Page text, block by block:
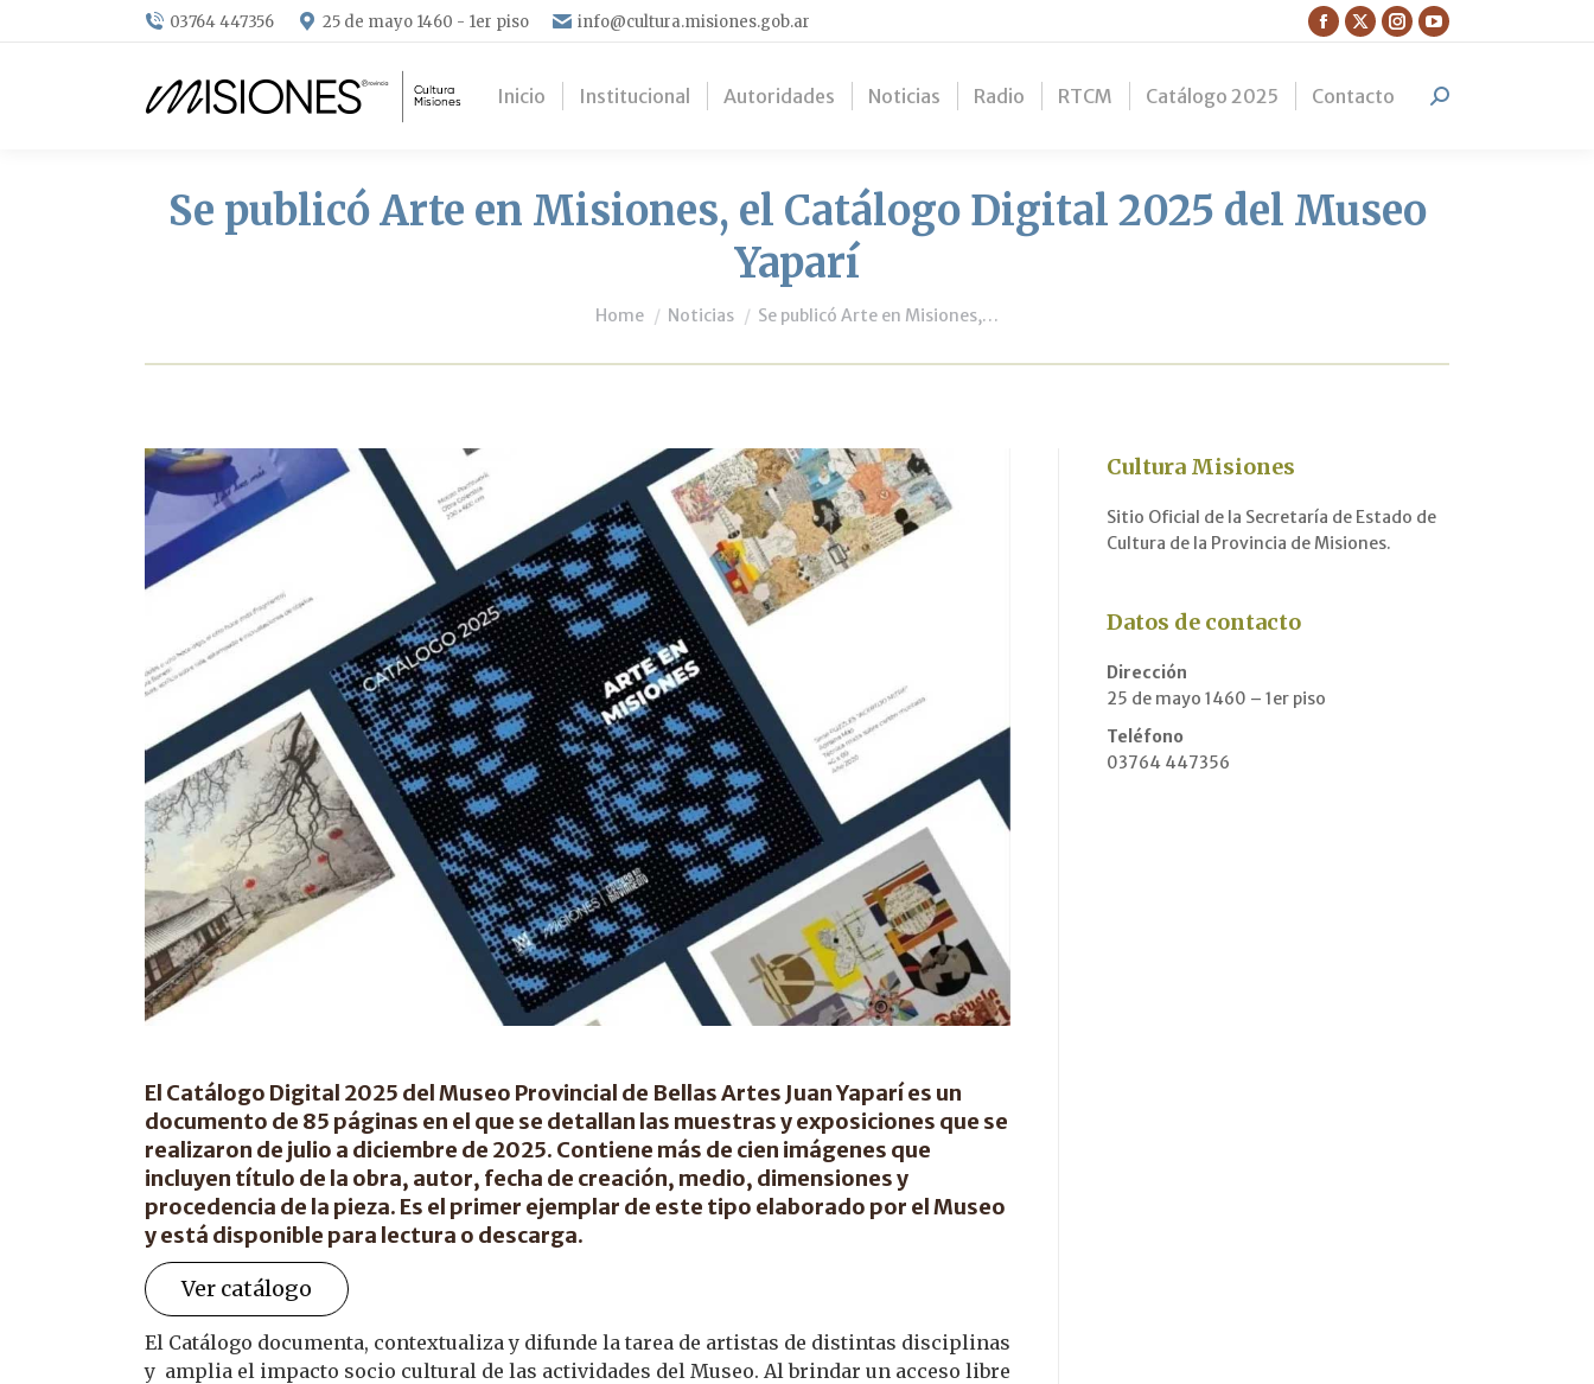
03764 447356 25 de mayo 1460 - 1er piso info@cultura.misiones.gob.ar
Facebook
opens
window
X
opens
Instagram
opens
YouTube
opens
Inicio Institucional Autoridades Noticias Radio RTCM Catálogo 2025 Contacto Search:
Se publicó Arte en Misiones, el Catálogo Digital 2025 del Museo
Yaparí
You are here:
Home Noticias Se publicó Arte en Misiones,…
El Catálogo Digital 2025 del Museo Provincial de Bellas Artes Juan Yaparí es un
documento de 85 páginas en el que se detallan las muestras y exposiciones que se
realizaron de julio a diciembre de 2025. Contiene más de cien imágenes que
incluyen título de la obra, autor, fecha de creación, medio, dimensiones y
procedencia de la pieza. Es el primer ejemplar de este tipo elaborado por el Museo
y está disponible para lectura o descarga.
Ver catálogo
El Catálogo documenta, contextualiza y difunde la tarea de artistas de distintas disciplinas
y amplia el impacto socio cultural de las actividades del Museo. Al brindar un acceso libre
Cultura Misiones
Sitio Oficial de la Secretaría de Estado de
Cultura de la Provincia de Misiones.
Datos de contacto
Dirección
25 de mayo 1460 – 1er piso
Teléfono
03764 447356